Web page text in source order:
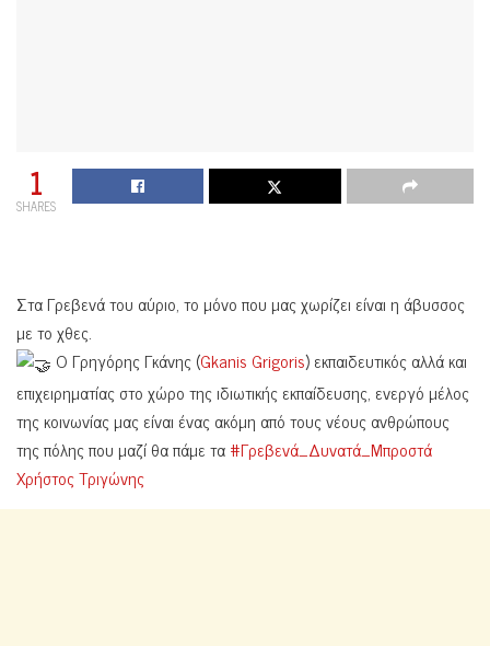
1
SHARES
Στα Γρεβενά του αύριο, το μόνο που μας χωρίζει είναι η άβυσσος
με το χθες.
Ο Γρηγόρης Γκάνης (Gkanis Grigoris) εκπαιδευτικός αλλά και
επιχειρηματίας στο χώρο της ιδιωτικής εκπαίδευσης, ενεργό μέλος
της κοινωνίας μας είναι ένας ακόμη από τους νέους ανθρώπους
της πόλης που μαζί θα πάμε τα#Γρεβενά_Δυνατά_Μπροστά
Χρήστος Τριγώνης